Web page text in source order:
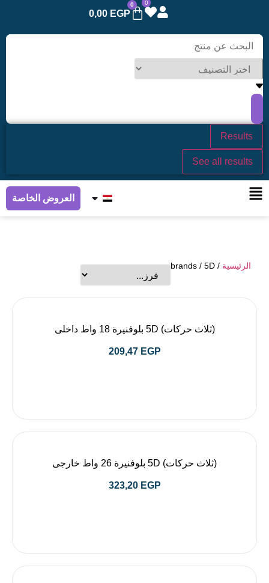
Results
See all results
0
0,00 EGP
0
العروض الخاصة
الرئيسية / brands / 5D
(ثلاث حركات) 5D بلوفنيرة 18 واط داخلى
209,47 EGP
(ثلاث حركات) 5D بلوفنيرة 26 واط خارجى
323,20 EGP